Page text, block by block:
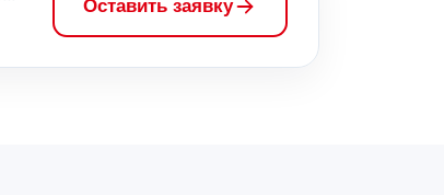
Оставить заявку